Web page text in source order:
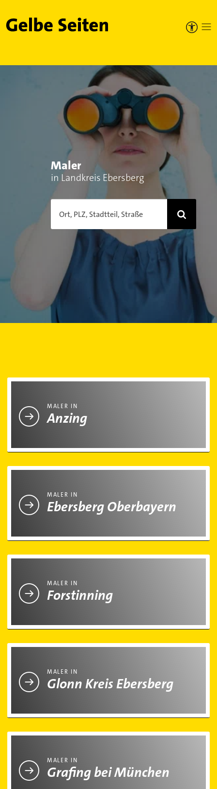
Gelbe Seiten
Maler
in Landkreis Ebersberg
Ort, PLZ, Stadtteil, Straße
MALER IN
Anzing
MALER IN
Ebersberg Oberbayern
MALER IN
Forstinning
MALER IN
Glonn Kreis Ebersberg
MALER IN
Grafing bei München